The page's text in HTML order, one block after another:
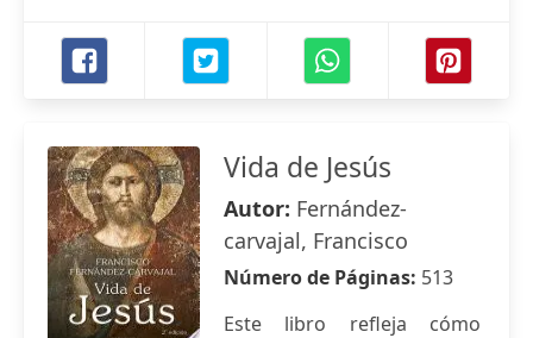
Vida de Jesús
Autor: Fernández-
carvajal, Francisco
Número de Páginas: 513
Este libro refleja cómo